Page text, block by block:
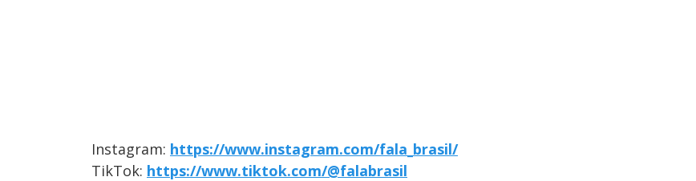
Instagram: https://www.instagram.com/fala_brasil/
TikTok: https://www.tiktok.com/@falabrasil